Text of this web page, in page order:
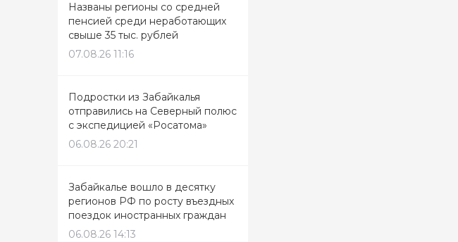
Названы регионы со средней
пенсией среди неработающих
свыше 35 тыс. рублей
07.08.26 11:16
Подростки из Забайкалья
отправились на Северный полюс
с экспедицией «Росатома»
06.08.26 20:21
Забайкалье вошло в десятку
регионов РФ по росту въездных
поездок иностранных граждан
06.08.26 14:13